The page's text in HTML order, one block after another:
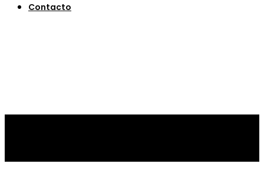
Contacto